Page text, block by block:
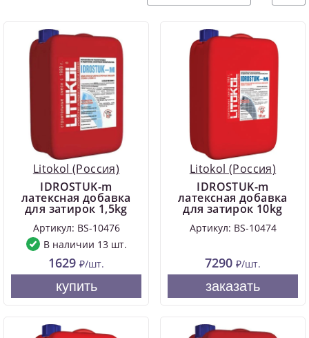
Litokol (Россия)
IDROSTUK-m
латексная добавка
для затирок 1,5kg
Артикул: BS-10476
В наличии 13 шт.
1629 ₽/шт.
купить
Litokol (Россия)
IDROSTUK-m
латексная добавка
для затирок 10kg
Артикул: BS-10474
7290 ₽/шт.
заказать